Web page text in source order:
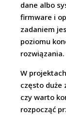
dane albo
firmware i
zadaniem
poziomu
rozwiązania.
W
często duże
czy warto
rozpocząć